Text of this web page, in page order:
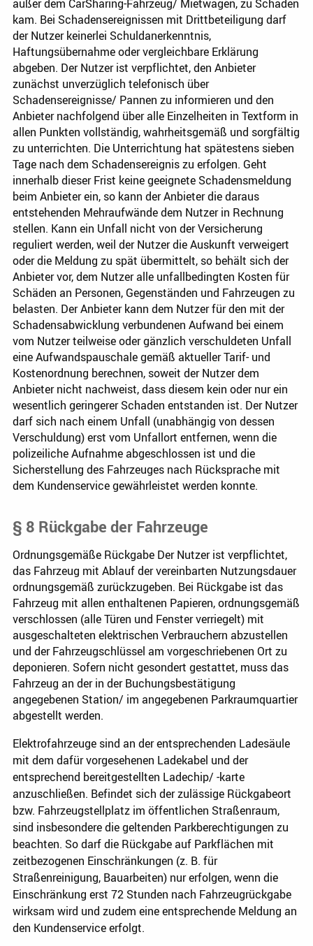
außer dem CarSharing-Fahrzeug/ Mietwagen, zu Schaden
kam. Bei Schadensereignissen mit Drittbeteiligung darf
der Nutzer keinerlei Schuldanerkenntnis,
Haftungsübernahme oder vergleichbare Erklärung
abgeben. Der Nutzer ist verpflichtet, den Anbieter
zunächst unverzüglich telefonisch über
Schadensereignisse/ Pannen zu informieren und den
Anbieter nachfolgend über alle Einzelheiten in Textform in
allen Punkten vollständig, wahrheitsgemäß und sorgfältig
zu unterrichten. Die Unterrichtung hat spätestens sieben
Tage nach dem Schadensereignis zu erfolgen. Geht
innerhalb dieser Frist keine geeignete Schadensmeldung
beim Anbieter ein, so kann der Anbieter die daraus
entstehenden Mehraufwände dem Nutzer in Rechnung
stellen. Kann ein Unfall nicht von der Versicherung
reguliert werden, weil der Nutzer die Auskunft verweigert
oder die Meldung zu spät übermittelt, so behält sich der
Anbieter vor, dem Nutzer alle unfallbedingten Kosten für
Schäden an Personen, Gegenständen und Fahrzeugen zu
belasten. Der Anbieter kann dem Nutzer für den mit der
Schadensabwicklung verbundenen Aufwand bei einem
vom Nutzer teilweise oder gänzlich verschuldeten Unfall
eine Aufwandspauschale gemäß aktueller Tarif- und
Kostenordnung berechnen, soweit der Nutzer dem
Anbieter nicht nachweist, dass diesem kein oder nur ein
wesentlich geringerer Schaden entstanden ist. Der Nutzer
darf sich nach einem Unfall (unabhängig von dessen
Verschuldung) erst vom Unfallort entfernen, wenn die
polizeiliche Aufnahme abgeschlossen ist und die
Sicherstellung des Fahrzeuges nach Rücksprache mit
dem Kundenservice gewährleistet werden konnte.
§ 8 Rückgabe der Fahrzeuge
Ordnungsgemäße Rückgabe Der Nutzer ist verpflichtet,
das Fahrzeug mit Ablauf der vereinbarten Nutzungsdauer
ordnungsgemäß zurückzugeben. Bei Rückgabe ist das
Fahrzeug mit allen enthaltenen Papieren, ordnungsgemäß
verschlossen (alle Türen und Fenster verriegelt) mit
ausgeschalteten elektrischen Verbrauchern abzustellen
und der Fahrzeugschlüssel am vorgeschriebenen Ort zu
deponieren. Sofern nicht gesondert gestattet, muss das
Fahrzeug an der in der Buchungsbestätigung
angegebenen Station/ im angegebenen Parkraumquartier
abgestellt werden.
Elektrofahrzeuge sind an der entsprechenden Ladesäule
mit dem dafür vorgesehenen Ladekabel und der
entsprechend bereitgestellten Ladechip/ -karte
anzuschließen. Befindet sich der zulässige Rückgabeort
bzw. Fahrzeugstellplatz im öffentlichen Straßenraum,
sind insbesondere die geltenden Parkberechtigungen zu
beachten. So darf die Rückgabe auf Parkflächen mit
zeitbezogenen Einschränkungen (z. B. für
Straßenreinigung, Bauarbeiten) nur erfolgen, wenn die
Einschränkung erst 72 Stunden nach Fahrzeugrückgabe
wirksam wird und zudem eine entsprechende Meldung an
den Kundenservice erfolgt.